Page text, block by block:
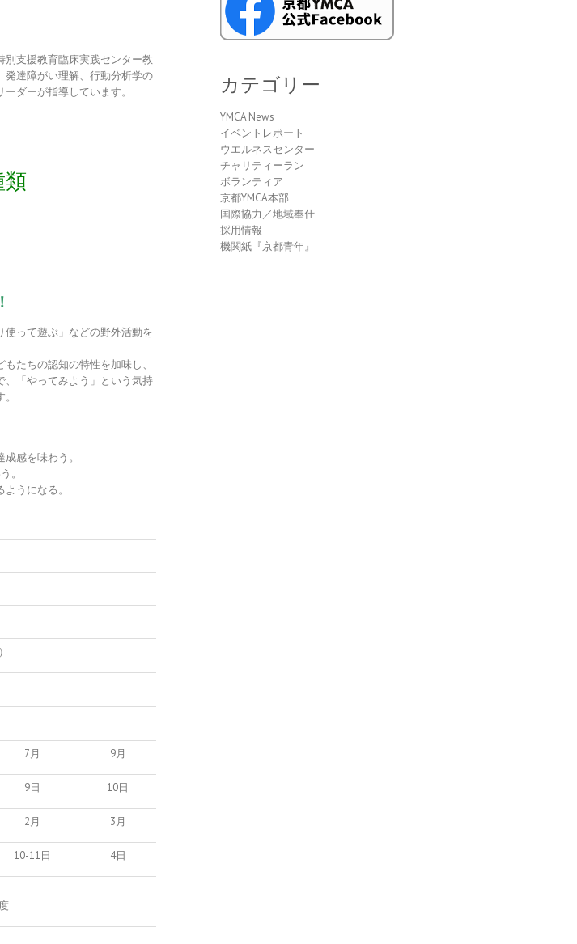
支援教育臨床実践センター教
発達障がい理解、行動分析学の
ダーが指導しています。
って遊ぶ」などの野外活動を
たちの認知の特性を加味し、
、「やってみよう」という気持
感を味わう。
。
ようになる。
7月 9月
9日 10日
2月 3月
10-11日 4日
カテゴリー
YMCA News
イベントレポート
ウエルネスセンター
チャリティーラン
ボランティア
京都YMCA本部
国際協力／地域奉仕
採用情報
機関紙『京都青年』